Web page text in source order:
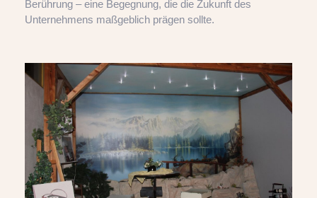
Berührung – eine Begegnung, die die Zukunft des
Unternehmens maßgeblich prägen sollte.